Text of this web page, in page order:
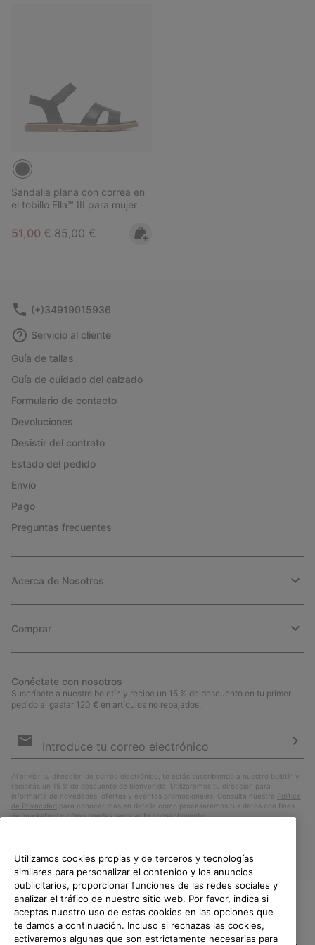
Sandalia plana con correa en
el tobillo Ella™ III para mujer
Sale price:
51,00 € Regular price:
85,00 €
(+)34919015936
Servicio al cliente
Guía de tallas
Guía de cuidado del calzado
Formulario de contacto
Devoluciones
Desistir del contrato
Estado del pedido
Envío
Pago
Preguntas frecuentes
Acerca de Nosotros
Comprar
Conéctate con nosotros
Suscríbete a nuestro boletín y recibe un 15 % de descuento en tu primer
pedido al gastar 120 € en artículos no rebajados.
de
Al enviar tu dirección de correo electrónico, te estás suscribiendo a nuestro boletín y
recibirás un 15 % de descuento de bienvenida. Utilizaremos tu dirección para
informarte de novedades, ofertas y eventos promocionales. Consulta nuestra Política
de Privacidad para conocer más en detalle cómo procesaremos tus datos con fines
de ’marketing’ y cómo puedes revocar tu consentimiento.
TE DAMOS LA BIENVENIDA A
SOREL.
Utilizamos cookies propias y de terceros y tecnologías
similares para personalizar el contenido y los anuncios
publicitarios, proporcionar funciones de las redes sociales y
analizar el tráfico de nuestro sitio web. Por favor, indica si
aceptas nuestro uso de estas cookies en las opciones que
te damos a continuación. Incluso si rechazas las cookies,
activaremos algunas que son estrictamente necesarias para